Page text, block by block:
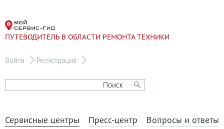
ПУТЕВОДИТЕЛЬ В ОБЛАСТИ РЕМОНТА ТЕХНИКИ
Войти Регистрация
Сервисные центры Пресс-центр
Вопросы и ответы